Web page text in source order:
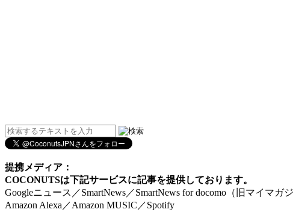
提携メディア：
COCONUTSは下記サービスに記事を提供しております。
Googleニュース／SmartNews／SmartNews for docomo（旧マイマ
Amazon Alexa／Amazon MUSIC／Spotify